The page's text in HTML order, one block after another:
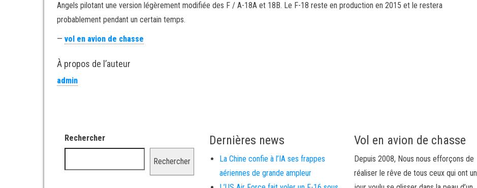
Angels pilotant une version légèrement modifiée des F / A-18A et 18B. Le F-18 reste en production en 2015 et le restera
probablement pendant un certain temps.
— vol en avion de chasse
À propos de l’auteur
admin
Rechercher
Rechercher
Dernières news
La Chine confie à l’IA ses frappes
aériennes de grande ampleur
Vol en avion de chasse
Depuis 2008, Nous nous efforçons de
réaliser le rêve de tous ceux qui ont un